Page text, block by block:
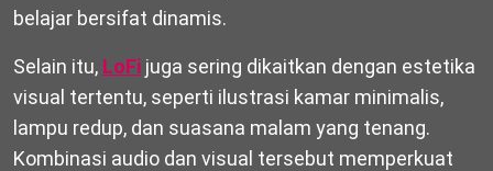
belajar bersifat dinamis.
Selain itu, LoFi juga sering dikaitkan dengan estetika
visual tertentu, seperti ilustrasi kamar minimalis,
lampu redup, dan suasana malam yang tenang.
Kombinasi audio dan visual tersebut memperkuat